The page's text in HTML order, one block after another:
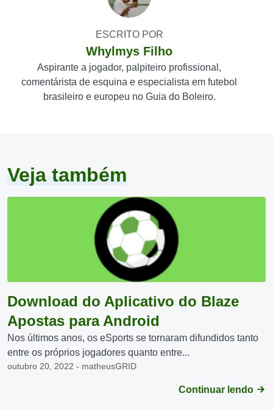
ESCRITO POR
Whylmys Filho
Aspirante a jogador, palpiteiro profissional,
comentárista de esquina e especialista em futebol
brasileiro e europeu no Guia do Boleiro.
Veja também
Download do Aplicativo do Blaze
Apostas para Android
Nos últimos anos, os eSports se tornaram difundidos tanto
entre os próprios jogadores quanto entre...
outubro 20, 2022 - matheusGRID
Continuar lendo